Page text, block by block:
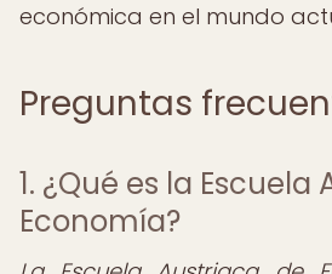
económica en el mundo
Preguntas
1. ¿Qué es la Escuela
Economía?